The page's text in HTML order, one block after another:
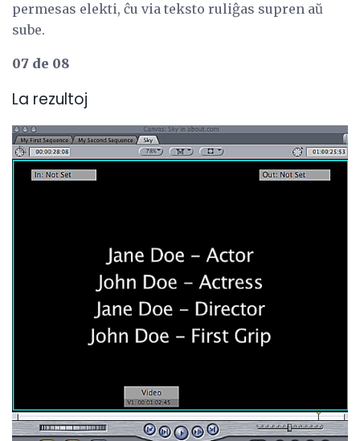
permesas elekti, ĉu via teksto ruliĝas supren aŭ
sube.
07 de 08
La rezultoj